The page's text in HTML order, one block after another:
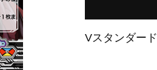
Vスタンダード